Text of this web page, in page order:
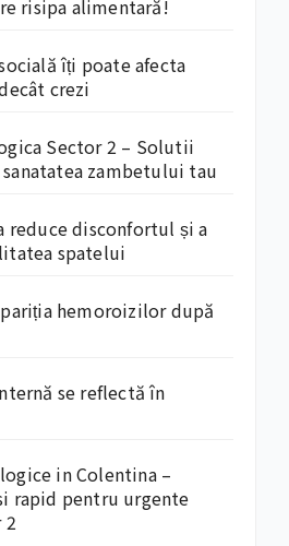
risipa alimentară!
îți poate afecta
crezi
Sector 2 – Solutii
zambetului tau
reduce disconfortul și a
spatelui
hemoroizilor după
se reflectă în
in Colentina –
rapid pentru urgente
2